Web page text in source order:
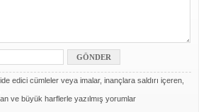
edici cümleler veya imalar, inançlara saldırı içeren,
ve büyük harflerle yazılmış yorumlar